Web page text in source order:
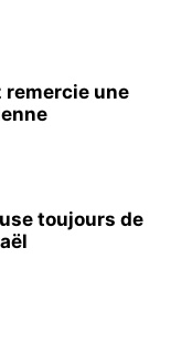
remercie une
toujours de